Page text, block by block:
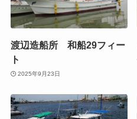
渡辺造船所 和船29フィー
ト
2025年9月23日